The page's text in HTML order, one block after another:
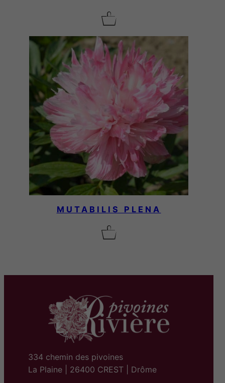
MUTABILIS PLENA
334 chemin des pivoines
La Plaine | 26400 CREST | Drôme